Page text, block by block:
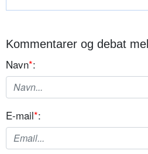
Kommentarer og debat
Navn*:
E-mail*: